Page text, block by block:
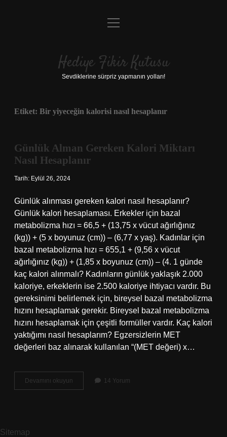
Anasayfa
Yasal Uyarı
menüyü
Hediye Fikir Kutusu
Sevdiklerine sürpriz yapmanın yolları!
Etiket: Bir yiyeceğin kalorisi nasıl hesaplanır
Günlük Alman Gereken Kalori Miktarı
Nasıl Hesaplanır
Tarih: Eylül 26, 2024
Günlük alınması gereken kalori nasıl hesaplanır?
Günlük kalori hesaplaması. Erkekler için bazal
metabolizma hızı = 66,5 + (13,75 x vücut ağırlığınız
(kg)) + (5 x boyunuz (cm)) – (6,77 x yaş). Kadınlar için
bazal metabolizma hızı = 655,1 + (9,56 x vücut
ağırlığınız (kg)) + (1,85 x boyunuz (cm)) – (4. 1 günde
kaç kalori alınmalı? Kadınların günlük yaklaşık 2.000
kaloriye, erkeklerin ise 2.500 kaloriye ihtiyacı vardır. Bu
gereksinimi belirlemek için, bireysel bazal metabolizma
hızını hesaplamak gerekir. Bireysel bazal metabolizma
hızını hesaplamak için çeşitli formüller vardır. Kaç kalori
yaktığımı nasıl hesaplarım? Egzersizlerin MET
değerleri baz alınarak kullanılan “(MET değeri) x…
Devamını okuyun
Alman
14 Yorum
Sitemap